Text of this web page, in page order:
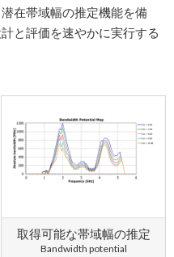
在帯域幅の推定機能を備
と評価を速やかに実行する
取得可能な帯域幅の推定
Bandwidth potential